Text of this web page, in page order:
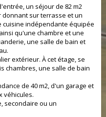
un séjour de 82 m2
donnant sur terrasse et un
cuisine indépendante équipée
qu'une chambre et une
une salle de bain et
extérieur. À cet étage, se
chambres, une salle de bain
de 40 m2, d'un garage et
véhicules.
secondaire ou un